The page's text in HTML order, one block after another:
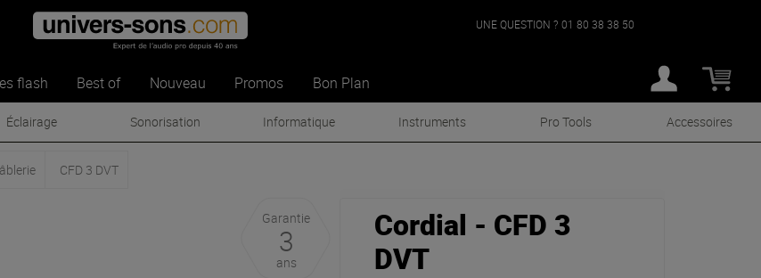
flash Best of Nouveau Promos Bon Plan
UNE QUESTION ? 01 80 38 38 50
Éclairage Sonorisation Informatique Instruments Pro Tools Accessoires
CFD 3 DVT
Garantie
3
ans
Cordial - CFD 3
DVT